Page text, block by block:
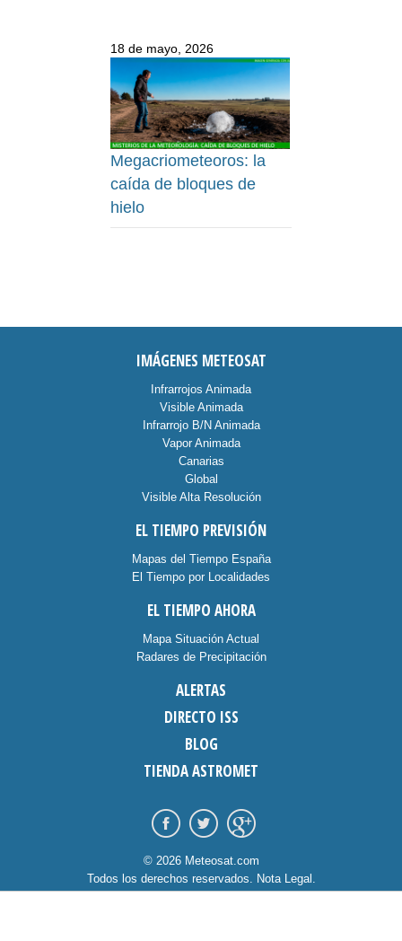
18 de mayo, 2026
Megacriometeoros: la
caída de bloques de
hielo
IMÁGENES METEOSAT
Infrarrojos Animada
Visible Animada
Infrarrojo B/N Animada
Vapor Animada
Canarias
Global
Visible Alta Resolución
EL TIEMPO PREVISIÓN
Mapas del Tiempo España
El Tiempo por Localidades
EL TIEMPO AHORA
Mapa Situación Actual
Radares de Precipitación
ALERTAS
DIRECTO ISS
BLOG
TIENDA ASTROMET
© 2026 Meteosat.com
Todos los derechos reservados. Nota Legal .